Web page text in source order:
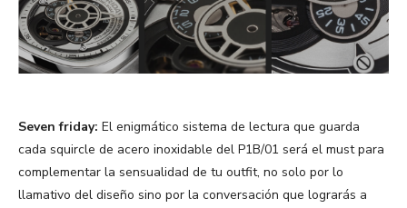
Seven friday: El enigmático sistema de lectura que guarda
cada squircle de acero inoxidable del P1B/01 será el must para
complementar la sensualidad de tu outfit, no solo por lo
llamativo del diseño sino por la conversación que lograrás a